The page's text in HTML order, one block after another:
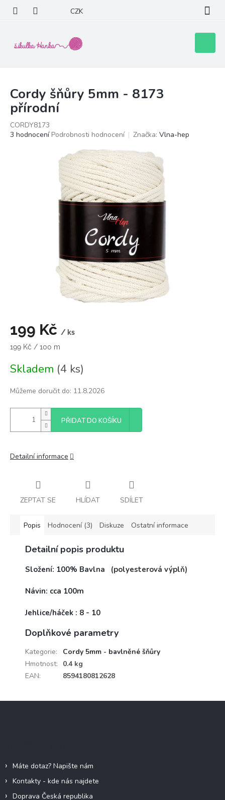
obsah
CZK
košík
Cordy šňůry 5mm - 8173
přírodní
CORDY8173
Průměrné
3 hodnocení Podrobnosti hodnocení Značka: Vlna-hep
199 Kč / ks
Měrná
199 Kč / 100 m
Skladem (4 ks)
Můžeme doručit do: 11.8.2026
PŘIDAT DO KOŠÍKU
Detailní informace
ZEPTAT SE HLÍDAT SDÍLET
Popis Hodnocení (3) Diskuze Ostatní informace
Detailní popis produktu
Složení: 100% Bavlna (polyesterová výplň)
Návin: cca 100m
Jehlice/háček : 8 - 10
Doplňkové parametry
Kategorie:
Cordy 5mm - bavlněné šňůry
Hmotnost:
0.4 kg
EAN: 8594180812628
Máte dotaz? Napište nám
Kontakty - kde nás najdete
Doprava Česká republika